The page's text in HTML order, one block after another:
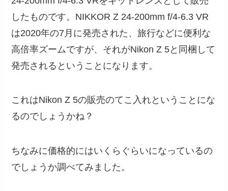
したものです。NIKKOR Z 24-200mm f/4-6.3 VR
は2020年の7月に発売された、旅行などに便利な
高倍率ズームですが、それがNikon Z 5と同梱して
発売されるということになります。
これはNikon Z 5の販売のてこ入れということにな
るのでしょうかね？
ちなみに価格的にはいくらぐらいになっているの
でしょうか調べてみました。